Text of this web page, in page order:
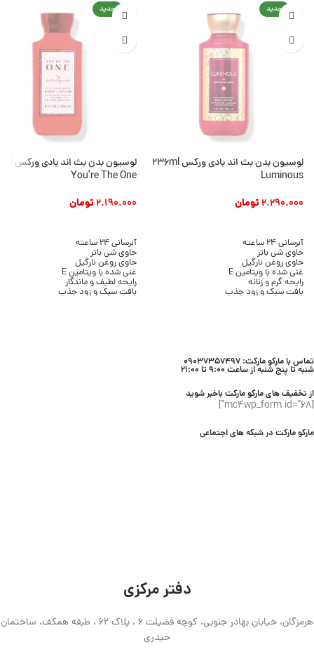
جدید
لوسیون بدن بث اند بادی ورکس 236ml
Luminous
2.290.000تومان
آبرسانی 24 ساعته
حاوی شی باتر
حاوی روغن نارگیل
غنی شده با ویتامین E
رایحه گرم و زنانه
بافت سبک و زود جذب
جدید
You’re The One
2.190.000تومان
آبرسانی 24 ساعته
حاوی شی باتر
حاوی روغن نارگیل
غنی شده با ویتامین E
رایحه لطیف و ماندگار
بافت سبک و زود جذب
تماس با مارکو مارکت: 09037357497
شنبه تا پنج شنبه از ساعت 9:00 تا 21:00
از تخفیف های مارکو مارکت باخبر شوید
[mc4wp_form id="68"]
مارکو مارکت در شبکه های اجتماعی
دفتر مرکزی
هرمزگان، خیابان بهادر جنوبی، کوچه فضیلت 6 ، پلاک 62 ، طبقه همکف، ساختمان
حیدری